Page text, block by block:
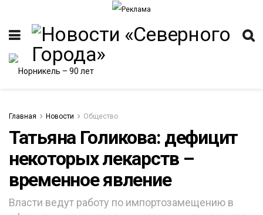
Главная Новости Общество
Татьяна Голикова: дефицит
некоторых лекарств –
временное явление
Власти ведут работу по импортозамещению в